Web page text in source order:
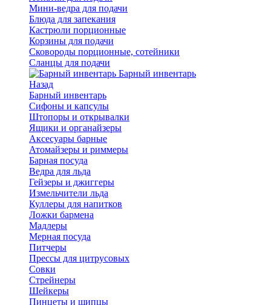
Мини-ведра для подачи
Блюда для запекания
Кастрюли порционные
Корзины для подачи
Сковороды порционные, сотейники
Сланцы для подачи
Барный инвентарь
Назад
Барный инвентарь
Сифоны и капсулы
Штопоры и открывалки
Ящики и органайзеры
Аксесуары барные
Атомайзеры и риммеры
Барная посуда
Ведра для льда
Гейзеры и джиггеры
Измельчители льда
Куллеры для напитков
Ложки бармена
Мадлеры
Мерная посуда
Питчеры
Прессы для цитрусовых
Совки
Стрейнеры
Шейкеры
Пинцеты и щипцы